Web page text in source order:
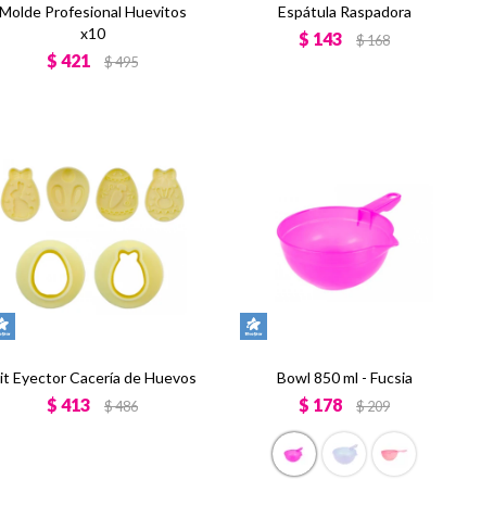
Molde Profesional Huevitos
x10
$ 421 $495
Espátula Raspadora
$ 143 $168
Eyector Cacería de Huevos
$ 413 $486
Bowl 850 ml - Fucsia
$ 178 $209